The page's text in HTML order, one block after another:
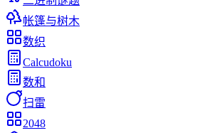
帐篷与树木
数织
Calcudoku
数和
扫雷
2048